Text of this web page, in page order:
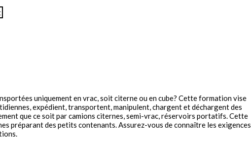
uniquement en vrac, soit citerne ou en cube? Cette formation vise
expédient, transportent, manipulent, chargent et déchargent des
que ce soit par camions citernes, semi-vrac, réservoirs portatifs. Cette
préparant des petits contenants. Assurez-vous de connaître les exigences